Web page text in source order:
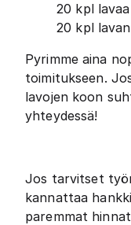
20 kpl
20 kpl
Pyrimme aina
toimitukseen.
lavojen koon
yhteydessä!
Jos tarvitset
kannattaa
paremmat